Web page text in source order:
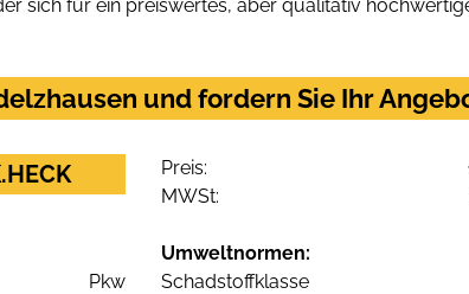
sich für ein preiswertes, aber qualitativ
und fordern Sie Ihr
Preis:
MWSt:
Pkw
Umweltnormen:
Schadstoffklasse